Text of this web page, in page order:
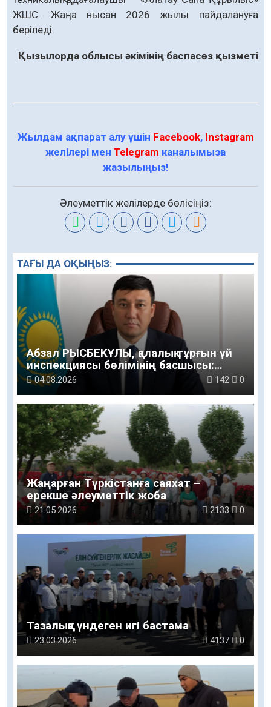
ЖШС. Жаңа нысан 2026 жылы пайдалануға
беріледі.
Қызылорда облысы әкімінің баспасөз қызметі
Жылдам ақпарат алу үшін Facebook, Instagram
желілері мен Telegram каналымызға
жазылыңыз!
Әлеуметтік желілерде бөлісіңіз:
ТАҒЫ ДА ОҚЫҢЫЗ:
Абзал РЫСБЕКҰЛЫ, қалалық тұрғын үй
инспекциясы бөлімінің басшысы:
Тұрғындар үй кезегіне қатысты
деректі ресми ақпарат көзінен алса
деймін
04.08.2026 142 0
Жаңарған Түркістанға саяхат –
ерекше әлеуметтік жоба
21.05.2026 2133 0
Тазалыққа үндеген игі бастама
23.03.2026 4137 0